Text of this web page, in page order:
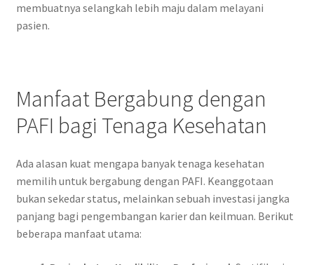
membuatnya selangkah lebih maju dalam melayani
pasien.
Manfaat Bergabung dengan
PAFI bagi Tenaga Kesehatan
Ada alasan kuat mengapa banyak tenaga kesehatan
memilih untuk bergabung dengan PAFI. Keanggotaan
bukan sekedar status, melainkan sebuah investasi jangka
panjang bagi pengembangan karier dan keilmuan. Berikut
beberapa manfaat utama: